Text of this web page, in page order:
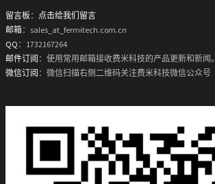
留言板 ： 点击给我们留言
邮箱：sales_at_fermitech.com.cn
QQ ：1732167264
邮件订阅 ：使用常用邮箱接收费米科技的产品更新和新闻。
微信订阅 ：微信扫描右侧二维码关注费米科技微信公众号